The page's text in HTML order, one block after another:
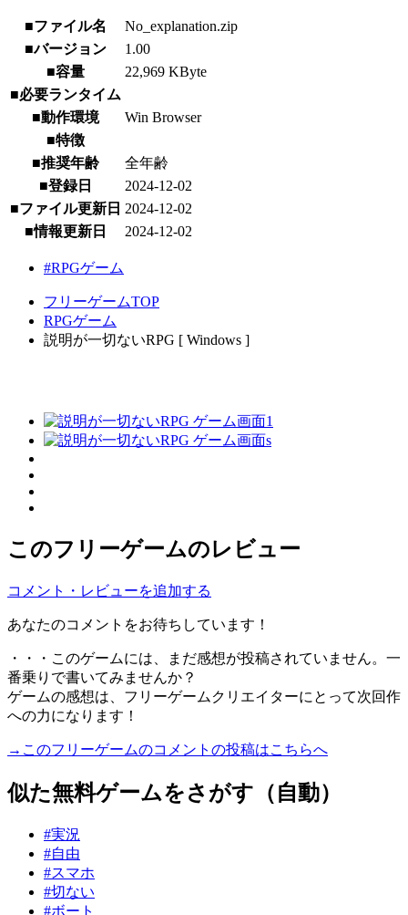
■ファイル名
No_explanation.zip
■バージョン
1.00
■容量
22,969 KByte
■必要ランタイム
■動作環境
Win Browser
■特徴
■推奨年齢
全年齢
■登録日
2024-12-02
■ファイル更新日 2024-12-02
■情報更新日
2024-12-02
#RPGゲーム
フリーゲームTOP
RPGゲーム
説明が一切ないRPG [ Windows ]
このフリーゲームのレビュー
コメント・レビューを追加する
あなたのコメントをお待ちしています！
・・・このゲームには、まだ感想が投稿されていません。一
番乗りで書いてみませんか？
ゲームの感想は、フリーゲームクリエイターにとって次回作
への力になります！
→このフリーゲームのコメントの投稿はこちらへ
似た無料ゲームをさがす（自動）
#実況
#自由
#スマホ
#切ない
#ボート